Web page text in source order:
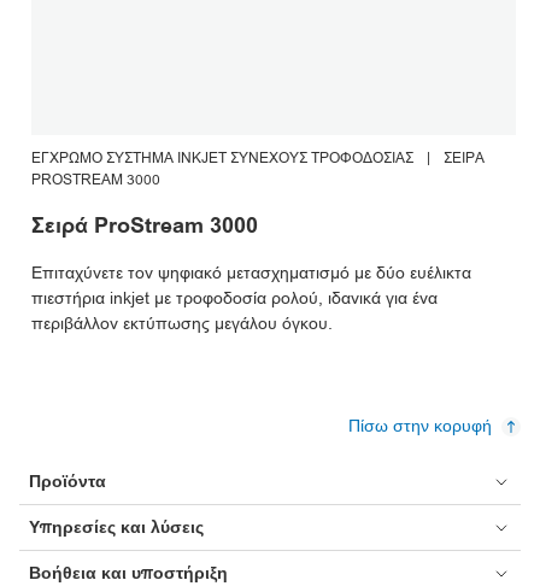
ΈΓΧΡΩΜΟ ΣΎΣΤΗΜΑ INKJET ΣΥΝΕΧΟΎΣ ΤΡΟΦΟΔΟΣΊΑΣ |
ΣΕΙΡΆ
PROSTREAM 3000
Σειρά ProStream 3000
Επιταχύνετε τον ψηφιακό μετασχηματισμό με δύο ευέλικτα
πιεστήρια inkjet με τροφοδοσία ρολού, ιδανικά για ένα
περιβάλλον εκτύπωσης μεγάλου όγκου.
Πίσω στην κορυφή
Προϊόντα
Υπηρεσίες και λύσεις
Βοήθεια και υποστήριξη